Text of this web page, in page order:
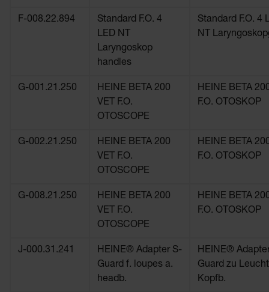
F-008.22.894
Standard F.O. 4
LED NT
Laryngoskop
handles
Standard F.O. 4
NT
G-001.21.250
HEINE BETA 200
VET F.O.
OTOSCOPE
HEINE BETA
F.O. OTOSKOP
G-002.21.250
HEINE BETA 200
VET F.O.
OTOSCOPE
HEINE BETA
F.O. OTOSKOP
G-008.21.250
HEINE BETA 200
VET F.O.
OTOSCOPE
HEINE BETA
F.O. OTOSKOP
J-000.31.241
HEINE® Adapter S-
Guard f. loupes a.
headb.
HEINE®
Guard zu
Kopfb.